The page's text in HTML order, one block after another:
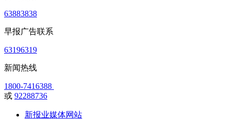
63883838
早报广告联系
63196319
新闻热线
1800-7416388
或 92288736
新报业媒体网站